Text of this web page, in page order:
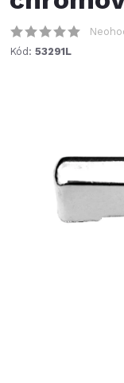
Kód: 53291L